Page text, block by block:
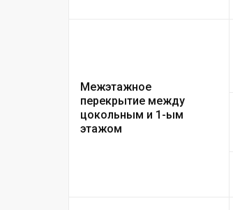
Межэтажное
перекрытие между
цокольным и 1-ым
этажом